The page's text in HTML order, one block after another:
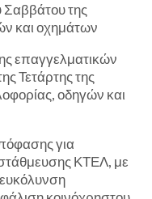
της
και οχημάτων
επαγγελματικών
Τετάρτης της
οδηγών και
για
ΚΤΕΛ, με